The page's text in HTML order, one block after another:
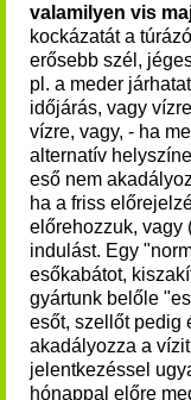
valamilyen vis
kockázatát a
erősebb szél,
pl. a meder
időjárás, vagy
vízre, vagy, - ha
alternatív
eső nem
ha a friss
előrehozzuk, vagy
indulást. Egy
esőkabátot,
gyártunk belőle
esőt, szellőt pedig
akadályozza a
jelentkezéssel
hónappal előre